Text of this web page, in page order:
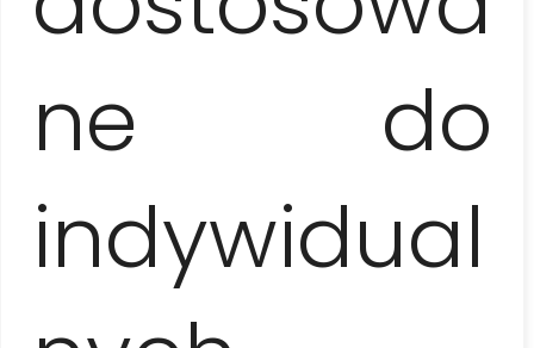
ne do
indywidual
– ISLA PARADISÍACA
Y DELFINES